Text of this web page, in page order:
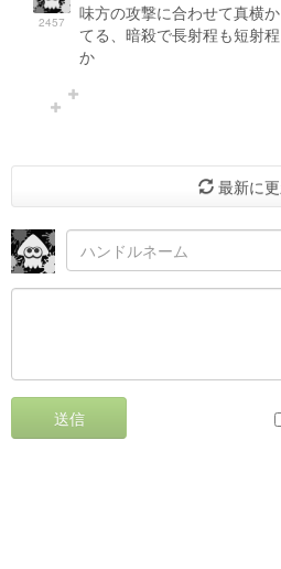
2457
味方の攻撃に合わせて真横
てる、暗殺で長射程も短射
か
最新に
送信